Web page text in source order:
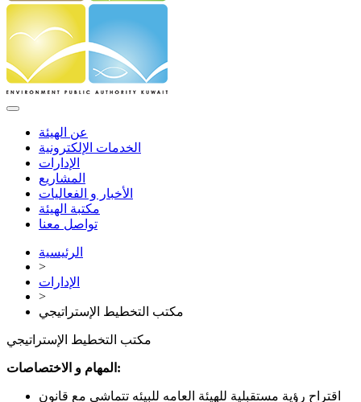
عن الهيئة
الخدمات الإلكترونية
الإدارات
المشاريع
الأخبار و الفعاليات
مكتبة الهيئة
تواصل معنا
الرئيسية
>
الإدارات
>
مكتب التخطيط الإستراتيجي
مكتب التخطيط الإستراتيجي
المهام و الاختصاصات:
اقتراح رؤية مستقبلية للهيئة العامه للبيئه تتماشى مع قانون